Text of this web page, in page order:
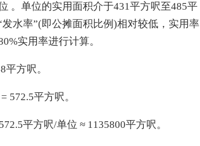
单位的实用面积介于431平方呎至485平
水率”(即公摊面积比例)相对较低，实用率
实用率进行计算。
方呎。
平方呎。
平方呎/单位 ≈ 1135800平方呎。